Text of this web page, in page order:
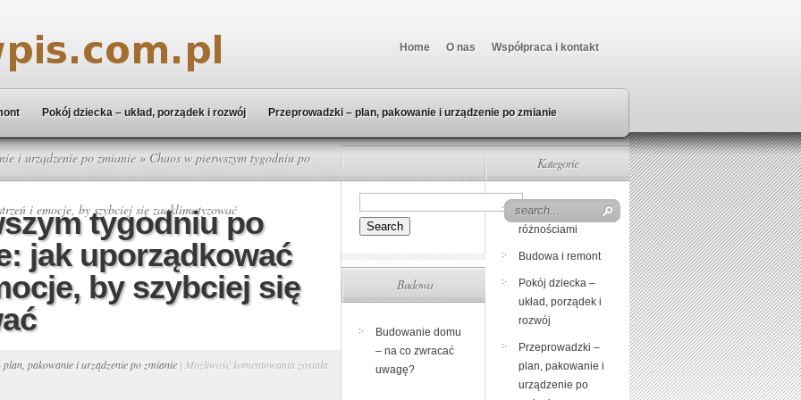
Home O nas Współpraca i kontakt
Pokój dziecka – układ, porządek i rozwój Przeprowadzki – plan, pakowanie i urządzenie po zmianie
i urządzenie po zmianie » Chaos w pierwszym tygodniu po
i emocje, by szybciej się zaaklimatyzować
tygodniu po
jak uporządkować
by szybciej się
pakowanie i urządzenie po zmianie | Możliwość komentowania Chaos
została
Budowa
Budowanie domu
– na co zwracać
uwagę?
Kategorie
Beczka z
różnościami
Budowa i remont
Pokój dziecka –
układ, porządek i
rozwój
Przeprowadzki –
plan, pakowanie i
urządzenie po